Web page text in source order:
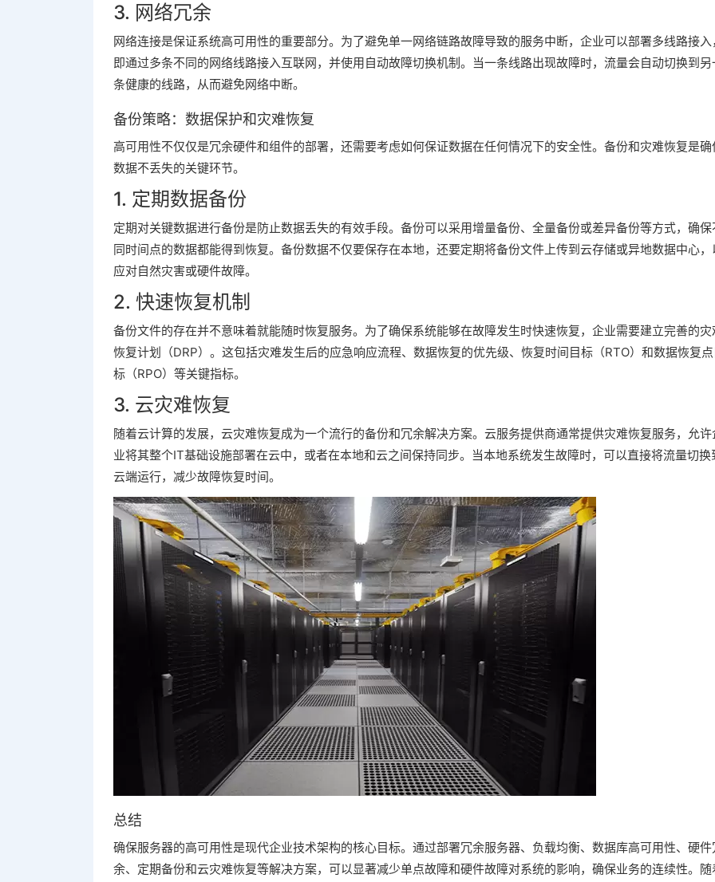
3. 网络冗余
网络连接是保证系统高可用性的重要部分。为了避免单一网络链路故障导致的服务中断，企业可以部署多线路接入
即通过多条不同的网络线路接入互联网，并使用自动故障切换机制。当一条线路出现故障时，流量会自动切换到另
条健康的线路，从而避免网络中断。
备份策略：数据保护和灾难恢复
高可用性不仅仅是冗余硬件和组件的部署，还需要考虑如何保证数据在任何情况下的安全性。备份和灾难恢复是确
数据不丢失的关键环节。
1. 定期数据备份
定期对关键数据进行备份是防止数据丢失的有效手段。备份可以采用增量备份、全量备份或差异备份等方式，确保
同时间点的数据都能得到恢复。备份数据不仅要保存在本地，还要定期将备份文件上传到云存储或异地数据中心，
应对自然灾害或硬件故障。
2. 快速恢复机制
备份文件的存在并不意味着就能随时恢复服务。为了确保系统能够在故障发生时快速恢复，企业需要建立完善的灾
恢复计划（DRP）。这包括灾难发生后的应急响应流程、数据恢复的优先级、恢复时间目标（RTO）和数据恢复点
标（RPO）等关键指标。
3. 云灾难恢复
随着云计算的发展，云灾难恢复成为一个流行的备份和冗余解决方案。云服务提供商通常提供灾难恢复服务，允许
业将其整个IT基础设施部署在云中，或者在本地和云之间保持同步。当本地系统发生故障时，可以直接将流量切换
云端运行，减少故障恢复时间。
总结
确保服务器的高可用性是现代企业技术架构的核心目标。通过部署冗余服务器、负载均衡、数据库高可用性、硬件
余、定期备份和云灾难恢复等解决方案，可以显著减少单点故障和硬件故障对系统的影响，确保业务的连续性。随